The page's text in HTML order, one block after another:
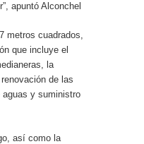
apuntó Alconchel
metros cuadrados,
que incluye el
la
de las
y suministro
así como la